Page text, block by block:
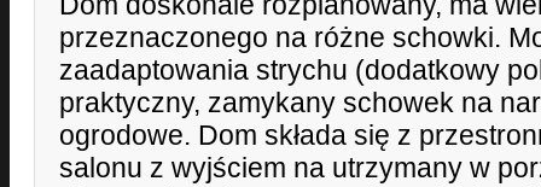
przeznaczonego na różne schowki.
zaadaptowania strychu (dodatkowy
praktyczny, zamykany schowek na
ogrodowe. Dom składa się z
salonu z wyjściem na utrzymany w